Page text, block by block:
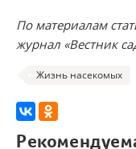
По материалам
журнал «Вестник
Жизнь насекомых